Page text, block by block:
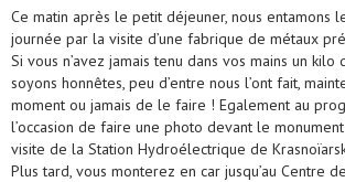
Ce matin après le petit déjeuner, nous entamons
journée par la visite d’une fabrique de métaux
Si vous n’avez jamais tenu dans vos mains un kilo
soyons honnêtes, peu d’entre nous l’ont fait,
moment ou jamais de le faire ! Egalement au
l’occasion de faire une photo devant le
visite de la Station Hydroélectrique de
Plus tard, vous monterez en car jusqu’au Centre